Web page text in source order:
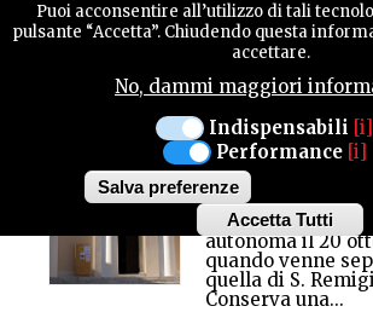
Puoi acconsentire all’utilizzo di tali
pulsante “Accetta”. Chiudendo questa
accettare.
No, dammi maggiori
Indispensabili [i]
Performance [i]
Salva preferenze
Accetta Tutti
CONTATTI
CENTRI STORICI
FANNA
CHIESA DI
MARTINO E
CHIESETTA
ROCCO
La parrocchia di
ha iniziato ad
autonoma il 20
quando venne
quella di S.
Conserva una...